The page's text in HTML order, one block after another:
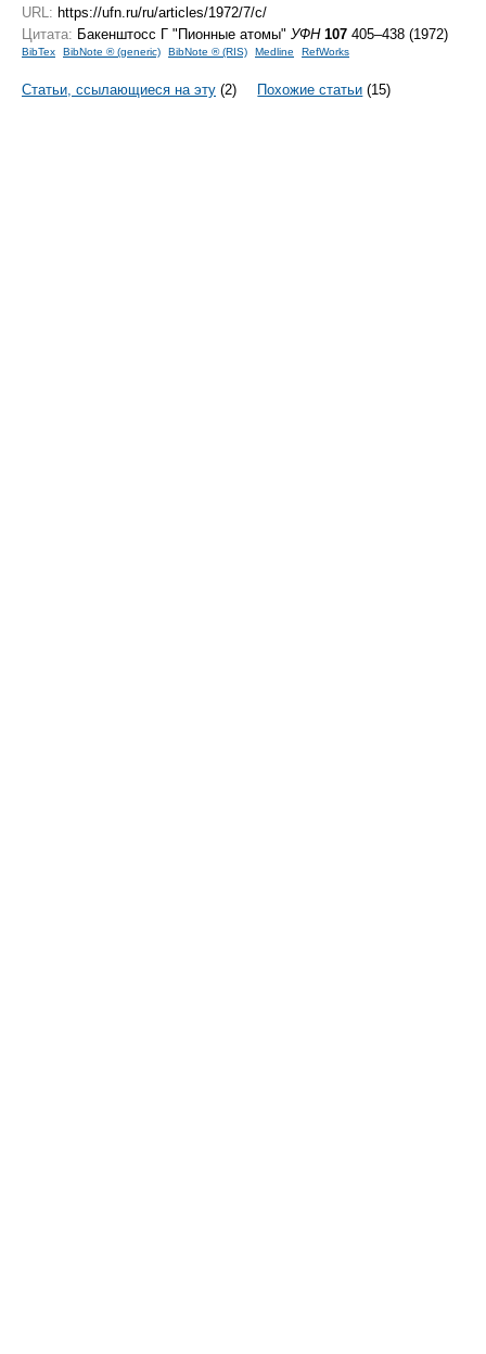
URL: https://ufn.ru/ru/articles/1972/7/c/
Цитата: Бакенштосс Г "Пионные атомы" УФН 107 405–438 (1972)
BibTex BibNote ® (generic) BibNote ® (RIS) Medline RefWorks
Статьи, ссылающиеся на эту (2) Похожие статьи (15)